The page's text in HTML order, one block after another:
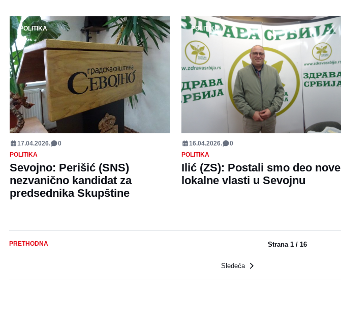
POLITIKA
17.04.2026.
0
POLITIKA
Sevojno: Perišić (SNS)
nezvanično kandidat za
predsednika Skupštine
POLITIKA
16.04.2026.
0
POLITIKA
Ilić (ZS): Postali smo deo nove
lokalne vlasti u Sevojnu
PRETHODNA Strana 1/ 16
Sledeća